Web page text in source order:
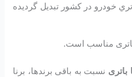
خودرو در کشور تبديل گرديده
مناسب است.
باتری نسبت به باقی برندها، برنا